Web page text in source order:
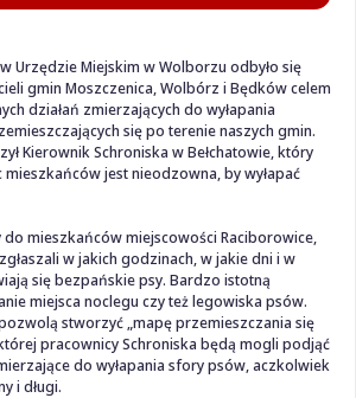
Urzędzie Miejskim w Wolborzu odbyło się
gmin Moszczenica, Wolbórz i Będków celem
działań zmierzających do wyłapania
się po terenie naszych gmin.
Kierownik Schroniska w Bełchatowie, który
jest nieodzowna, by wyłapać
mieszkańców miejscowości Raciborowice,
w jakich godzinach, w jakie dni i w
się bezpańskie psy. Bardzo istotną
miejsca noclegu czy też legowiska psów.
stworzyć „mapę przemieszczania się
pracownicy Schroniska będą mogli podjąć
do wyłapania sfory psów, aczkolwiek
i długi.